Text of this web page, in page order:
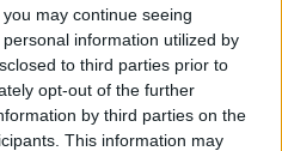
may continue seeing
information utilized by
to third parties prior to
opt-out of the further
by third parties on the
This information may